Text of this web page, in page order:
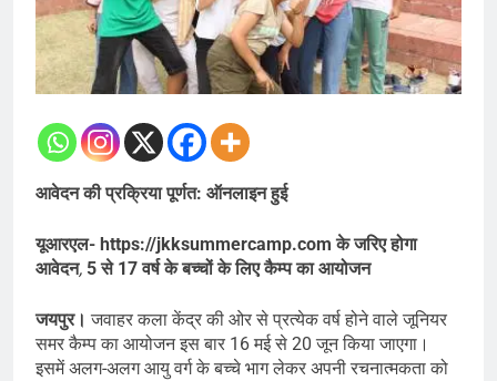
आवेदन की प्रक्रिया पूर्णत: ऑनलाइन हुई
यूआरएल- https://jkksummercamp.com के जरिए होगा
आवेदन, 5 से 17 वर्ष के बच्चों के लिए कैम्प का आयोजन
जयपुर।जवाहर कला केंद्र की ओर से प्रत्येक वर्ष होने वाले जूनियर
समर कैम्प का आयोजन इस बार 16 मई से 20 जून किया जाएगा।
इसमें अलग-अलग आयु वर्ग के बच्चे भाग लेकर अपनी रचनात्मकता को